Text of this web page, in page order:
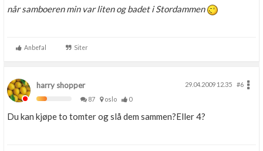
når samboeren min var liten og badet i Stordammen
Anbefal Siter
harry shopper 29.04.2009 12.35
#6
87
oslo 0
Du kan kjøpe to tomter og slå dem sammen?Eller 4?